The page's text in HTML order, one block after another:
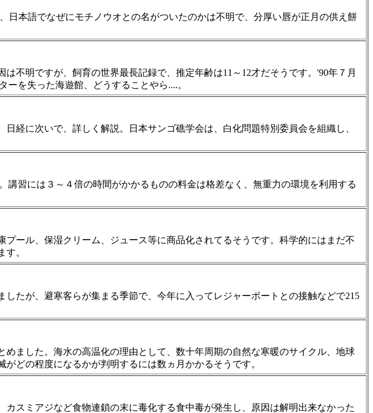
本語でなぜにモチノウオとの名がついたのかは不明で、分厚い唇が正月の供え餅
不明ですが、飼育の世界最長記録で、推定年齢は11～12才だそうです。'90年７月
を失った海遊館、どうすることやら....。
経に次いで、詳しく解説。日本サンゴ礁学会は、白化問題特別委員会を組織し、
習には３～４倍の時間がかかるものの料金は格差なく、無重力の環境を利用する
ール、保湿クリーム、ジュース等に商品化されてるそうです。科学的にはまだ不
。
たが、避寒客らが集まる季節で、今年に入ってレジャーボートとの接触などで215
ました。海水の高温化の理由として、数十年周期の自然な寒暖のサイクル、地球
どの程度になるかが判明するには数ヵ月かかるそうです。
スミアジなど食物連鎖の末に毒化する食中毒が発生し、原因は解明出来なかった